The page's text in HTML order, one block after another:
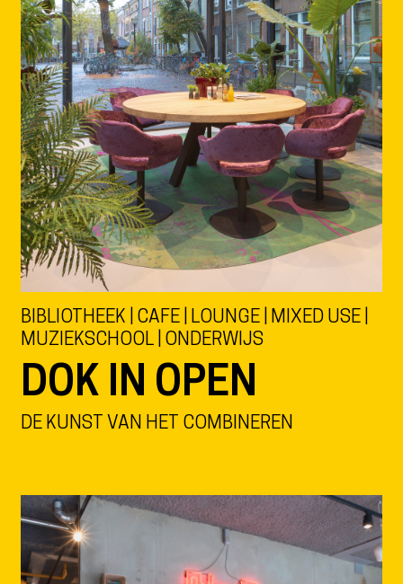
BIBLIOTHEEK | CAFE | LOUNGE | MIXED USE |
MUZIEKSCHOOL | ONDERWIJS
DOK IN OPEN
DE KUNST VAN HET COMBINEREN